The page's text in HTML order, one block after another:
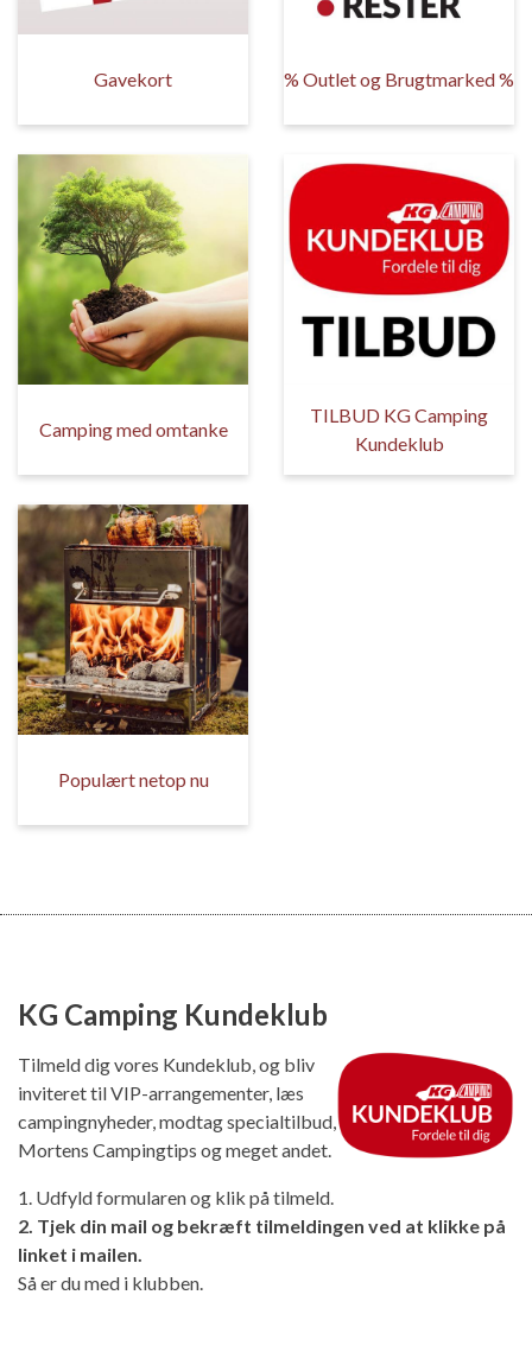
Gavekort % Outlet og Brugtmarked %
Camping med omtanke
TILBUD KG Camping
Kundeklub
Populært netop nu
KG Camping Kundeklub
Tilmeld dig vores Kundeklub, og bliv
inviteret til VIP-arrangementer, læs
campingnyheder, modtag specialtilbud,
Mortens Campingtips og meget andet.
1. Udfyld formularen og klik på tilmeld.
2. Tjek din mail og bekræft tilmeldingen ved at klikke på
linket i mailen.
Så er du med i klubben.